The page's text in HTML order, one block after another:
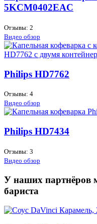
5KCM0402EAC
Отзывы: 2
Видео обзор
Philips HD7762
Отзывы: 4
Видео обзор
Philips HD7434
Отзывы: 3
Видео обзор
У наших партнёров
бариста